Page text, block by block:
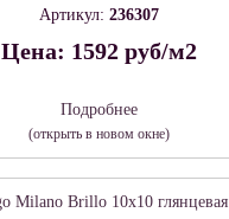
Артикул: 236307
Цена: 1592 руб/м2
Подробнее
(открыть в новом окне)
Milano Brillo 10x10 глянцевая